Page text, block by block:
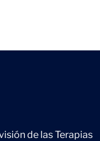
de las Terapias